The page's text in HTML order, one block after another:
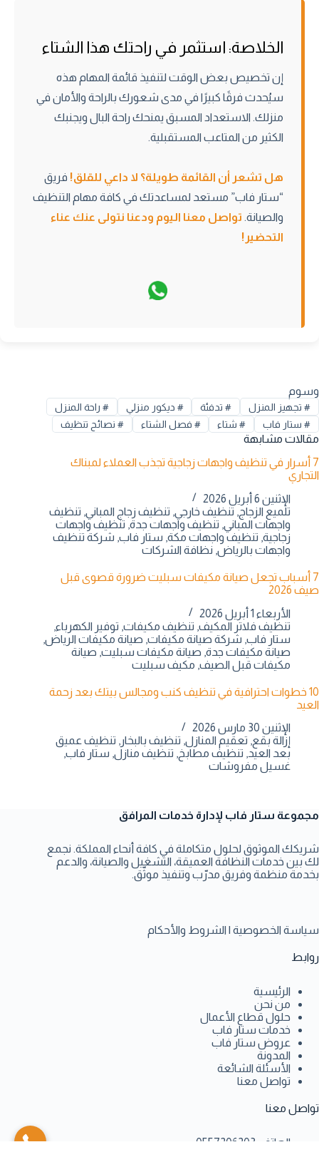
الخلاصة: استثمر في راحتك هذا الشتاء
إن تخصيص بعض الوقت لتنفيذ قائمة المهام هذه
سيُحدث فرقًا كبيرًا في مدى شعورك بالراحة والأمان في
منزلك. الاستعداد المسبق يمنحك راحة البال ويجنبك
الكثير من المتاعب المستقبلية.
هل تشعر أن القائمة طويلة؟ لا داعي للقلق! فريق
“ستار فاب” مستعد لمساعدتك في كافة مهام التنظيف
والصيانة. تواصل معنا اليوم ودعنا نتولى عنك عناء
التحضير!
وسوم
#تجهيز المنزل #تدفئة # ديكور منزلي # راحة المنزل
#ستار فاب #شتاء # فصل الشتاء # نصائح تنظيف
مقالات مشابهة
7 أسرار في تنظيف واجهات زجاجية تجذب العملاء لمبناك
التجاري
الإثنين 6 أبريل 2026
تلميع الزجاج, تنظيف خارجي, تنظيف زجاج المباني, تنظيف
واجهات المباني, تنظيف واجهات جدة, تنظيف واجهات
زجاجية, تنظيف واجهات مكة, ستار فاب, شركة تنظيف
واجهات بالرياض, نظافة الشركات
7 أسباب تجعل صيانة مكيفات سبليت ضرورة قصوى قبل
صيف 2026
الأربعاء 1 أبريل 2026
تنظيف فلاتر المكيف, تنظيف مكيفات, توفير الكهرباء,
ستار فاب, شركة صيانة مكيفات, صيانة مكيفات الرياض,
صيانة مكيفات جدة, صيانة مكيفات سبليت, صيانة
مكيفات قبل الصيف, مكيف سبليت
10 خطوات احترافية في تنظيف كنب ومجالس بيتك بعد زحمة
العيد
الإثنين 30 مارس 2026
إزالة بقع, تعقيم المنازل, تنظيف بالبخار, تنظيف عميق
بعد العيد, تنظيف مطابخ, تنظيف منازل, ستار فاب,
غسيل مفروشات
مجموعة ستار فاب لإدارة خدمات المرافق
شريكك الموثوق لحلول متكاملة في كافة أنحاء المملكة. نجمع
لك بين خدمات النظافة العميقة، التشغيل والصيانة، والدعم
بخدمة منظمة وفريق مدرّب وتنفيذ موثّق.
سياسة الخصوصية | الشروط والأحكام
روابط
الرئيسية
من نحن
حلول قطاع الأعمال
خدمات ستار فاب
عروض ستار فاب
المدونة
الأسئلة الشائعة
تواصل معنا
تواصل معنا
الهاتف: 0557206203